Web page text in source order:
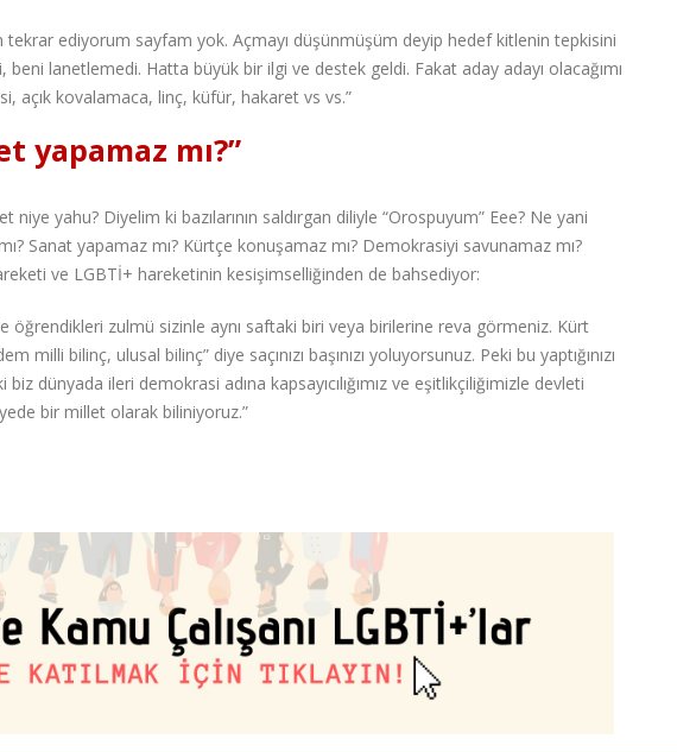
tekrar ediyorum sayfam yok. Açmayı düşünmüşüm deyip hedef kitlenin tepkisini
lanetlemedi. Hatta büyük bir ilgi ve destek geldi. Fakat aday adayı olacağımı
açık kovalamaca, linç, küfür, hakaret vs vs.”
yapamaz mı?”
yahu? Diyelim ki bazılarının saldırgan diliyle “Orospuyum” Eee? Ne yani
Sanat yapamaz mı? Kürtçe konuşamaz mı? Demokrasiyi savunamaz mı?
ve LGBTİ+ hareketinin kesişimselliğinden de bahsediyor:
öğrendikleri zulmü sizinle aynı saftaki biri veya birilerine reva görmeniz. Kürt
milli bilinç, ulusal bilinç” diye saçınızı başınızı yoluyorsunuz. Peki bu yaptığınızı
dünyada ileri demokrasi adına kapsayıcılığımız ve eşitlikçiliğimizle devleti
bir millet olarak biliniyoruz.”